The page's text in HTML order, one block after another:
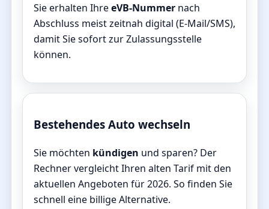
Sie erhalten IhreeVB-Nummer nach
Abschluss meist zeitnah digital (E-Mail/SMS),
damit Sie sofort zur Zulassungsstelle
können.
Bestehendes Auto wechseln
Sie möchten kündigen und sparen? Der
Rechner vergleicht Ihren alten Tarif mit den
aktuellen Angeboten für 2026. So finden Sie
schnell eine billige Alternative.